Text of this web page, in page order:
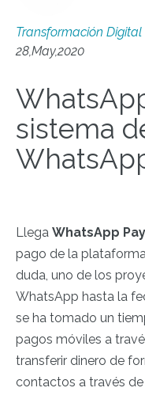
Transformación Digital
28,May,2020
sistema
Llega WhatsApp
pago de la
duda, uno de los
WhatsApp hasta la
se ha tomado un
pagos móviles a
transferir dinero de
contactos a través